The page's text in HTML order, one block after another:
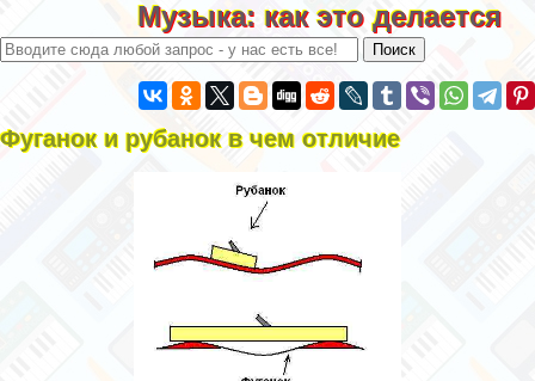
Музыка: как это делается
Фуганок и рубанок в чем отличие